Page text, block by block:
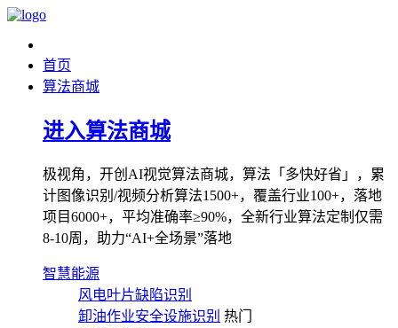
首页
算法商城
进入算法商城
极视角，开创AI视觉算法商城，算法「多快好省」，累
计图像识别/视频分析算法1500+，覆盖行业100+，落地
项目6000+，平均准确率≥90%，全新行业算法定制仅需
8-10周，助力“AI+全场景”落地
智慧能源
风电叶片缺陷识别
卸油作业安全设施识别 热门